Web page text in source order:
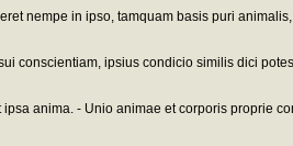
nempe in ipso, tamquam basis puri
conscientiam, ipsius condicio similis dici
anima. - Unio animae et corporis proprie